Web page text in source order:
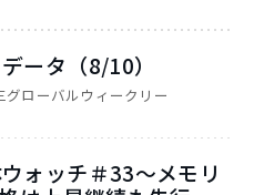
ータ（8/10）
グローバルウィークリー
ォッチ＃33～メモリ